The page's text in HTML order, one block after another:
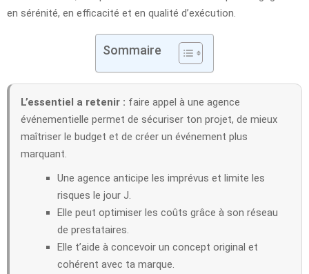
en sérénité, en efficacité et en qualité d’exécution.
Sommaire
L’essentiel a retenir : faire appel à une agence
événementielle permet de sécuriser ton projet, de mieux
maîtriser le budget et de créer un événement plus
marquant.
Une agence anticipe les imprévus et limite les
risques le jour J.
Elle peut optimiser les coûts grâce à son réseau
de prestataires.
Elle t’aide à concevoir un concept original et
cohérent avec ta marque.